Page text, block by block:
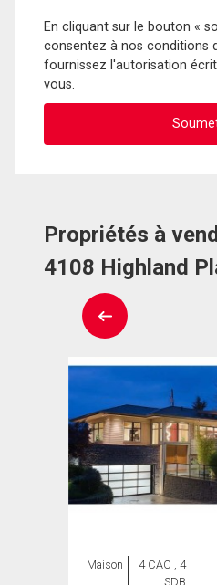
En cliquant sur le bouton «
consentez à nos conditions
fournissez l'autorisation
vous.
Propriétés à
4108 Highland
Maison
4 CAC , 4
SDB